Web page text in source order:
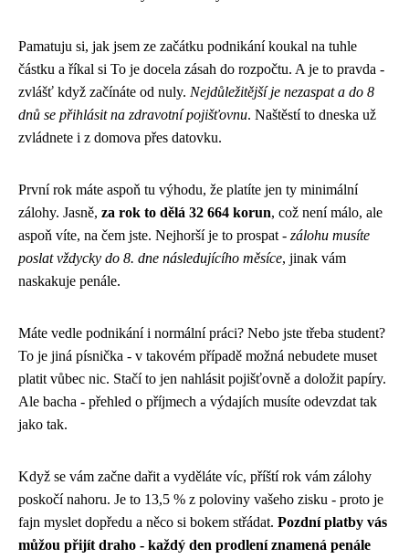
Pamatuju si, jak jsem ze začátku podnikání koukal na tuhle
částku a říkal si To je docela zásah do rozpočtu. A je to pravda -
zvlášť když začínáte od nuly. Nejdůležitější je nezaspat a do 8
dnů se přihlásit na zdravotní pojišťovnu. Naštěstí to dneska už
zvládnete i z domova přes datovku.
První rok máte aspoň tu výhodu, že platíte jen ty minimální
zálohy. Jasně, za rok to dělá 32 664 korun, což není málo, ale
aspoň víte, na čem jste. Nejhorší je to prospat - zálohu musíte
poslat vždycky do 8. dne následujícího měsíce, jinak vám
naskakuje penále.
Máte vedle podnikání i normální práci? Nebo jste třeba student?
To je jiná písnička - v takovém případě možná nebudete muset
platit vůbec nic. Stačí to jen nahlásit pojišťovně a doložit papíry.
Ale bacha - přehled o příjmech a výdajích musíte odevzdat tak
jako tak.
Když se vám začne dařit a vyděláte víc, příští rok vám zálohy
poskočí nahoru. Je to 13,5 % z poloviny vašeho zisku - proto je
fajn myslet dopředu a něco si bokem střádat. Pozdní platby vás
můžou přijít draho - každý den prodlení znamená penále